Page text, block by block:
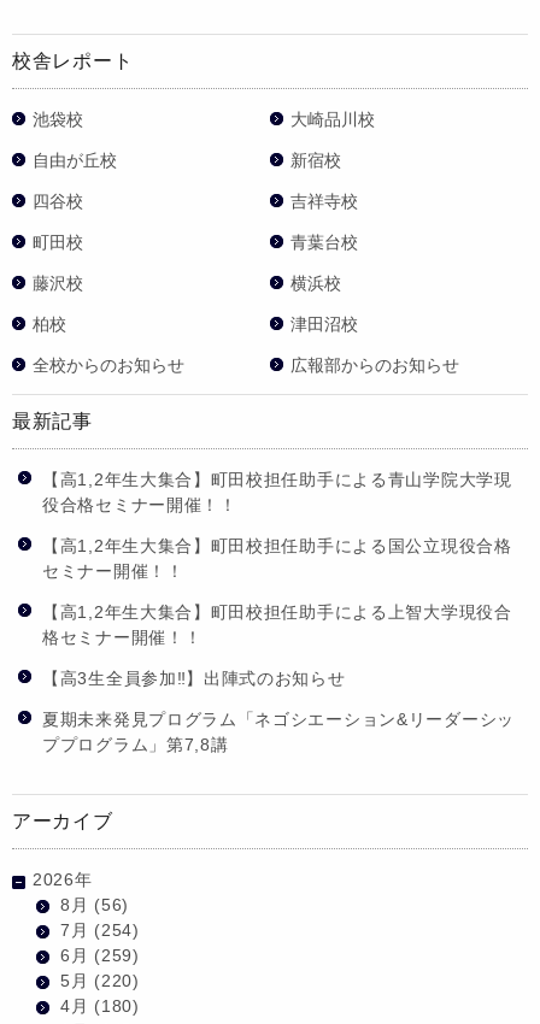
校舎レポート
池袋校 大崎品川校
自由が丘校 新宿校
四谷校 吉祥寺校
町田校 青葉台校
藤沢校 横浜校
柏校 津田沼校
全校からのお知らせ 広報部からのお知らせ
最新記事
【高1,2年生大集合】町田校担任助手による青山学院大学現
役合格セミナー開催！！
【高1,2年生大集合】町田校担任助手による国公立現役合格
セミナー開催！！
【高1,2年生大集合】町田校担任助手による上智大学現役合
格セミナー開催！！
【高3生全員参加‼】出陣式のお知らせ
夏期未来発見プログラム「ネゴシエーション&リーダーシッ
ププログラム」第7,8講
アーカイブ
2026年
8月 (56)
7月 (254)
6月 (259)
5月 (220)
4月 (180)